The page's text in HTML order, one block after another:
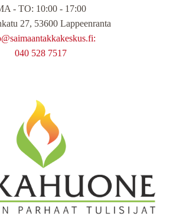
- TO: 10:00 - 17:00
27, 53600 Lappeenranta
040 528 7517